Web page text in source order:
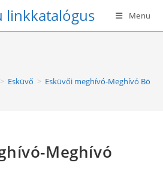
linkkatalógus Menu
> Esküvő > Esküvői meghívó-Meghívó Börze
Meghívó